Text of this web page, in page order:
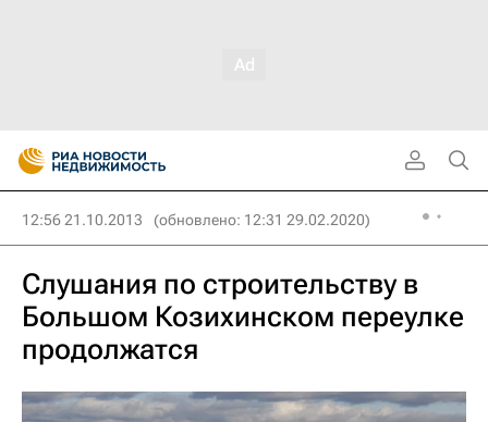
12:56 21.10.2013 (обновлено: 12:31 29.02.2020)
Слушания по строительству в
Большом Козихинском переулке
продолжатся